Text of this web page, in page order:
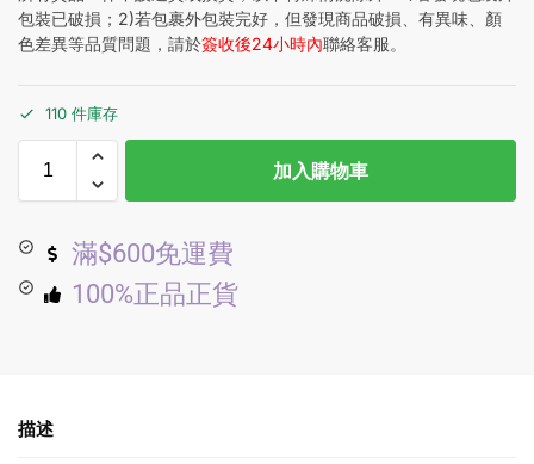
包裝已破損；2)若包裹外包裝完好，但發現商品破損、有異味、顏
色差異等品質問題，請於簽收後24小時內聯絡客服。
110 件庫存
加入購物車
滿$600免運費
100%正品正貨
描述